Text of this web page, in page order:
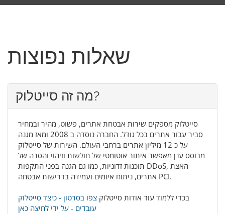
שאלות נפוצות
מה זה סייטלוק?
סייטלוק מספקים שירות אבטחת אתרים, פשוט, מהיר ובמחיר
סביר עבור אתרים בכל גודל. החברה נוסדה ב 2008 ומאז מגנה
על כ 12 מיליון אתרים ברחבי העולם. השירות של סייטלוק
מבוסס ענן מאפשר איתור אוטומטי של חולשות וזיהוי והסרה של
תוכנות זדוניות, כמו גם הגנה בפני התקפות DDoS, האצת
אתרים, ניתוח איומים ועמידה בדרישות אבטחה PCI.
בכדי ללמוד עוד אודות סייטלוק צפו בסרטון - כיצד סייטלוק
עובדים - על ידי לחיצה כאן